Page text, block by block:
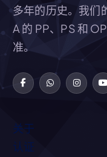
多年的历史。我们
A 的 PP、PS 和
准。
关于
认证